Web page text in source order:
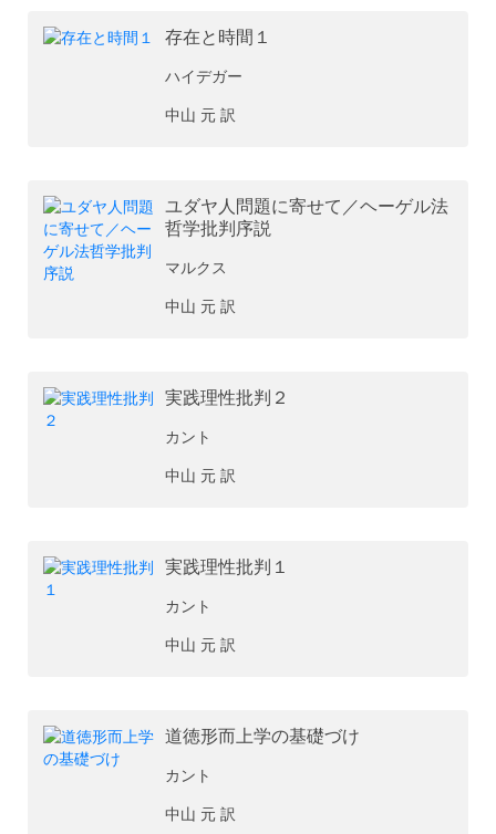
存在と時間１
ハイデガー
中山 元 訳
ユダヤ人問題に寄せて／ヘーゲル法
哲学批判序説
マルクス
中山 元 訳
実践理性批判２
カント
中山 元 訳
実践理性批判１
カント
中山 元 訳
道徳形而上学の基礎づけ
カント
中山 元 訳